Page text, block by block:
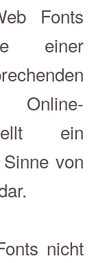
Fonts
einer
Online-
ein
von
nicht